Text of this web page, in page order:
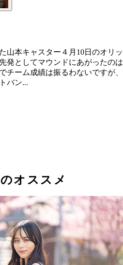
山本キャスター４月10日のオリッ
発としてマウンドにあがったのは
チーム成績は振るわないですが、
バン...
オススメ